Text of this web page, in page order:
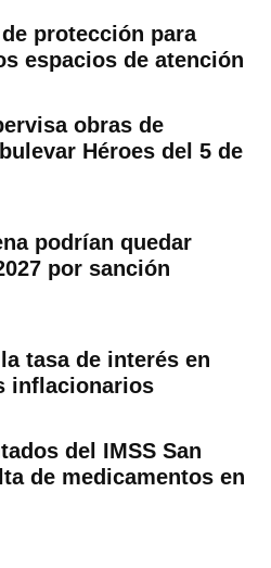
protección para
espacios de atención
obras de
Héroes del 5 de
podrían quedar
por sanción
tasa de interés en
inflacionarios
del IMSS San
de medicamentos en